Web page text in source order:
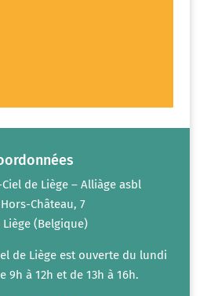
de Liège – Alliàge asbl
Château, 7
Liège (Belgique)
de Liège est ouverte du lundi
9h à 12h et de 13h à 16h.